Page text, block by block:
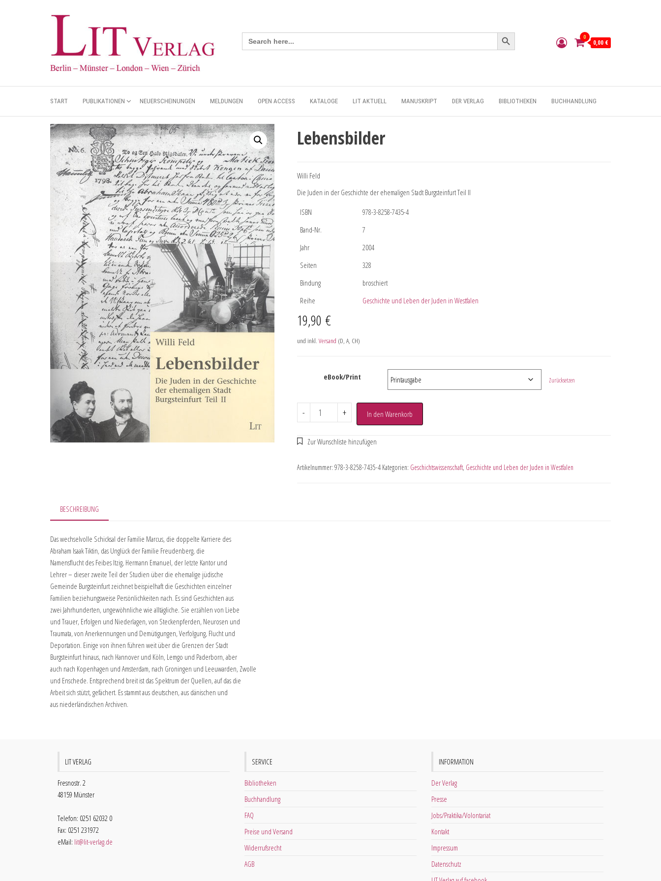
Search
for:
Search Button
0
0,00 €
START PUBLIKATIONEN NEUERSCHEINUNGEN MELDUNGEN OPEN ACCESS KATALOGE LIT AKTUELL MANUSKRIPT DER VERLAG BIBLIOTHEKEN BUCHHANDLUNG
Lebensbilder
Willi Feld
Die Juden in der Geschichte der ehemaligen Stadt Burgsteinfurt Teil II
ISBN
978-3-8258-7435-4
Band-Nr.
7
Jahr
2004
Seiten
328
Bindung
broschiert
Reihe
Geschichte und Leben der Juden in Westfalen
19,90 €
und inkl. Versand (D, A, CH)
eBook/Print Zurücksetzen
- + In den Warenkorb
Artikelnummer: 978-3-8258-7435-4 Kategorien: Geschichtswissenschaft, Geschichte und Leben der Juden in Westfalen
BESCHREIBUNG
Das wechselvolle Schicksal der Familie Marcus, die doppelte Karriere des
Abraham Isaak Tiktin, das Unglück der Familie Freudenberg, die
Namensflucht des Feibes Itzig, Hermann Emanuel, der letzte Kantor und
Lehrer – dieser zweite Teil der Studien über die ehemalige jüdische
Gemeinde Burgsteinfurt zeichnet beispielhaft die Geschichten einzelner
Familien beziehungsweise Persönlichkeiten nach. Es sind Geschichten aus
zwei Jahrhunderten, ungewöhnliche wie alltägliche. Sie erzählen von Liebe
und Trauer, Erfolgen und Niederlagen, von Steckenpferden, Neurosen und
Traumata, von Anerkennungen und Demütigungen, Verfolgung, Flucht und
Deportation. Einige von ihnen führen weit über die Grenzen der Stadt
Burgsteinfurt hinaus, nach Hannover und Köln, Lemgo und Paderborn, aber
auch nach Kopenhagen und Amsterdam, nach Groningen und Leeuwarden, Zwolle
und Enschede. Entsprechend breit ist das Spektrum der Quellen, auf das die
Arbeit sich stützt, gefächert. Es stammt aus deutschen, aus dänischen und
aus niederländischen Archiven.
LIT VERLAG
Fresnostr. 2
48159 Münster
Telefon: 0251 62032 0
Fax: 0251 231972
eMail: lit@lit-verlag.de
SERVICE
Bibliotheken
Buchhandlung
FAQ
Preise und Versand
Widerrufsrecht
AGB
INFORMATION
Der Verlag
Presse
Jobs/Praktika/Volontariat
Kontakt
Impressum
Datenschutz